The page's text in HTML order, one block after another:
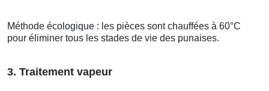
Méthode écologique : les pièces sont chauffées à 60°C
pour éliminer tous les stades de vie des punaises.
3. Traitement vapeur